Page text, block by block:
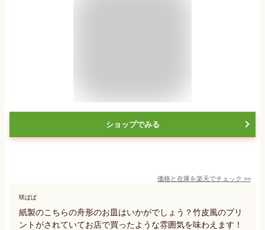
ショップでみる
価格と在庫を楽天でチェック >>
咲ぱぱ
紙製のこちらの舟形のお皿はいかがでしょう？竹皮風のプリ
ントがされていてお店で買ったような雰囲気を味わえます！